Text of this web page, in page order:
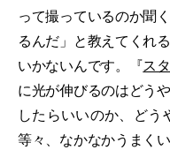
って撮っているのか聞
るんだ」と教えてくれ
いかないんです。『ス
に光が伸びるのはどう
したらいいのか、どう
等々、なかなかうまく